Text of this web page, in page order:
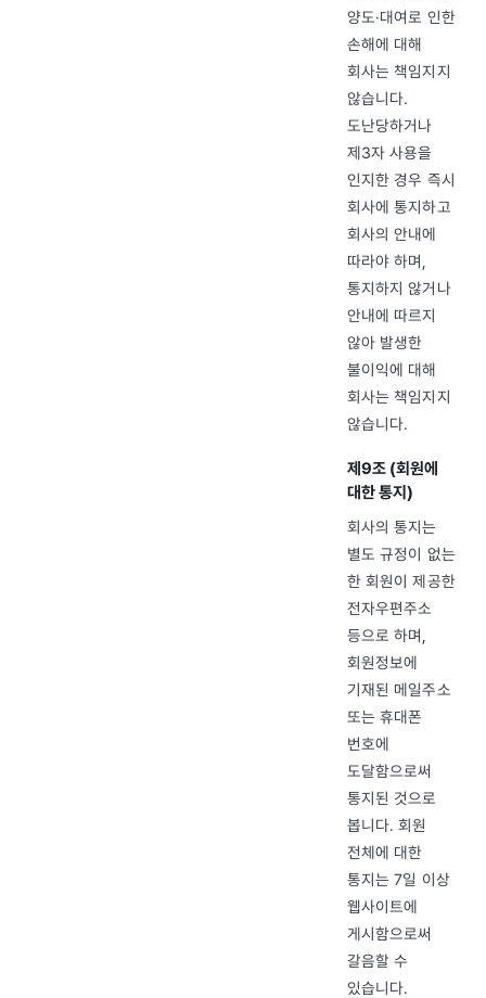
양도·대여로 인한
손해에 대해
회사는 책임지지
않습니다.
도난당하거나
제3자 사용을
인지한 경우 즉시
회사에 통지하고
회사의 안내에
따라야 하며,
통지하지 않거나
안내에 따르지
않아 발생한
불이익에 대해
회사는 책임지지
않습니다.
제9조 (회원에
대한 통지)
회사의 통지는
별도 규정이 없는
한 회원이 제공한
전자우편주소
등으로 하며,
회원정보에
기재된 메일주소
또는 휴대폰
번호에
도달함으로써
통지된 것으로
봅니다. 회원
전체에 대한
통지는 7일 이상
웹사이트에
게시함으로써
갈음할 수
있습니다.